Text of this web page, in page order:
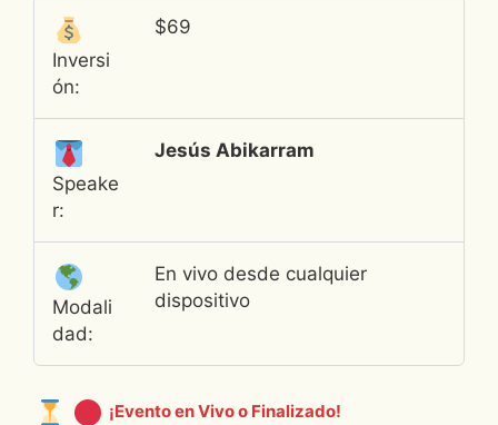
Inversi
ón:
$69
Speake
r:
Jesús Abikarram
Modali
dad:
En vivo desde cualquier
dispositivo
¡Evento en Vivo o Finalizado!